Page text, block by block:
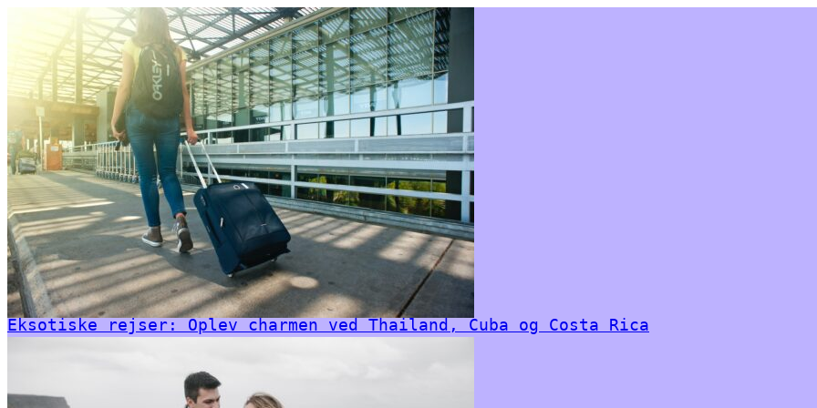
Eksotiske rejser: Oplev charmen ved Thailand, Cuba og Costa Rica